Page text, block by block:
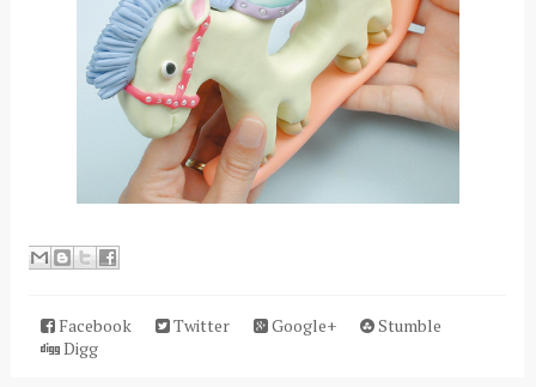
Facebook Twitter Google+
Stumble
Digg